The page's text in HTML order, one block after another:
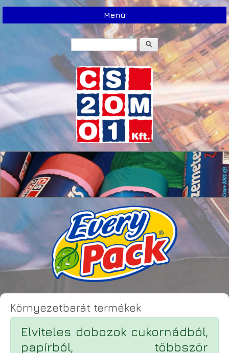
Menü
Keresés űrlap Keresés
Környezetbarát termékek
Elviteles dobozok cukornádból,
papírból, többször